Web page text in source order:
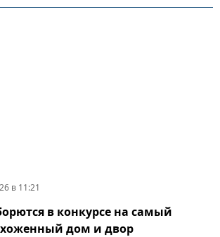
в 11:21
в конкурсе на самый
дом и двор